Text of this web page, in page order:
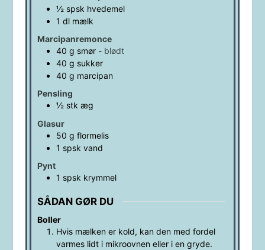
½ spsk hvedemel
1 dl mælk
Marcipanremonce
40 g smør- blødt
40 g sukker
40 g marcipan
Pensling
½ stk æg
Glasur
50 g flormelis
1 spsk vand
Pynt
1 spsk krymmel
SÅDAN GØR DU
Boller
Hvis mælken er kold, kan den med fordel
varmes lidt i mikroovnen eller i en gryde.